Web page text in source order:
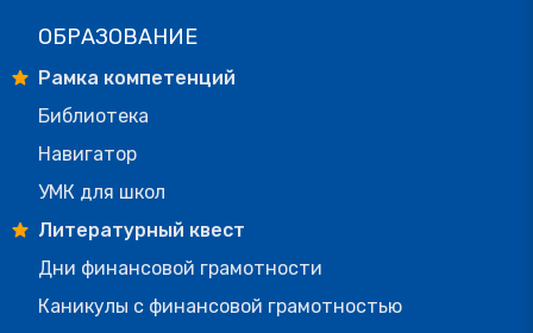
ОБРАЗОВАНИЕ
Рамка компетенций
Библиотека
Навигатор
УМК для школ
Литературный квест
Дни финансовой грамотности
Каникулы с финансовой грамотностью